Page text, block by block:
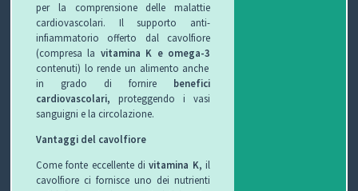
per la comprensione delle malattie
cardiovascolari. Il supporto anti-
infiammatorio offerto dal cavolfiore
(compresa la vitamina K e omega-3
contenuti) lo rende un alimento anche
in grado di fornire benefici
cardiovascolari, proteggendo i vasi
sanguigni e la circolazione.
Vantaggi del cavolfiore
Come fonte eccellente divitamina K, il
cavolfiore ci fornisce uno dei nutrienti